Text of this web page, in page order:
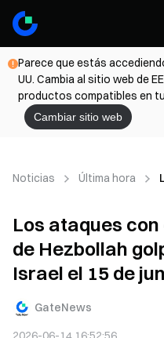
Parece que estás
UU. Cambia al sitio web de
productos compatibles en
Cambiar sitio web
Noticias Última hora
Los ataques
de Hezbollah
Israel el 15 de
GateNews